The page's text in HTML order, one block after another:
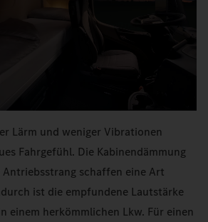
Lärm und weniger Vibrationen
Fahrgefühl. Die Kabinendämmung
schaffen eine Art
ist die empfundene Lautstärke
einem herkömmlichen Lkw. Für einen